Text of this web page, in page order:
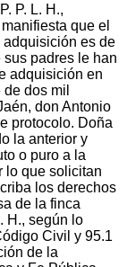
P. L. H.,
que el
adquisición es de
padres le han
adquisición en
dos mil
don Antonio
protocolo. Doña
la anterior y
o puro a la
lo que solicitan
los derechos
de la finca
H., según lo
Civil y 95.1
de la